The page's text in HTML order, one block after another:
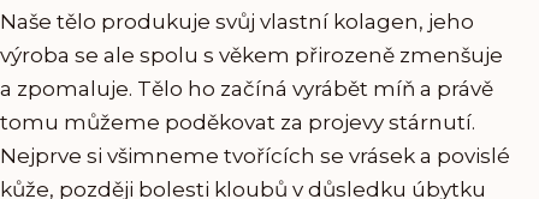
Naše tělo produkuje svůj vlastní kolagen, jeho
výroba se ale spolu s věkem přirozeně zmenšuje
a zpomaluje. Tělo ho začíná vyrábět míň a právě
tomu můžeme poděkovat za projevy stárnutí.
Nejprve si všimneme tvořících se vrásek a povislé
kůže, později bolesti kloubů v důsledku úbytku